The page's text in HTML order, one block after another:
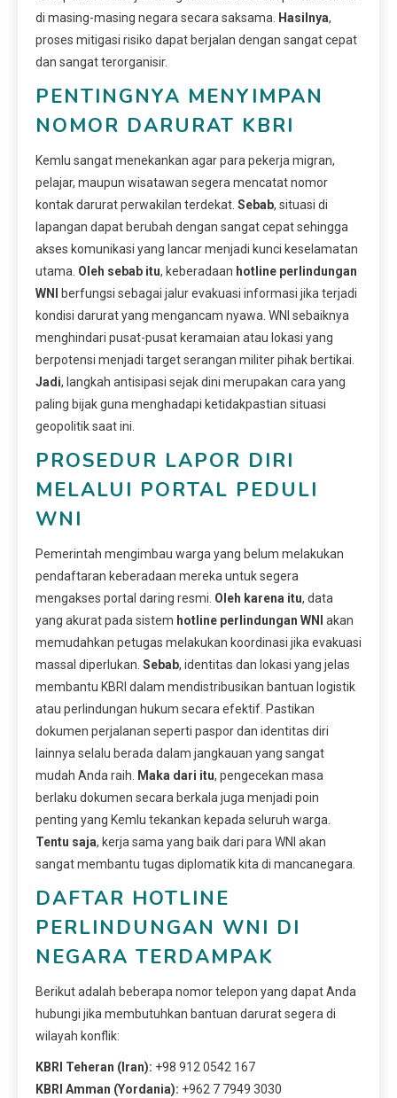
di masing-masing negara secara saksama.
Hasilnya,
proses mitigasi risiko dapat berjalan dengan sangat cepat
dan sangat terorganisir.
PENTINGNYA MENYIMPAN
NOMOR DARURAT KBRI
Kemlu sangat menekankan agar para pekerja migran,
pelajar, maupun wisatawan segera mencatat nomor
kontak darurat perwakilan terdekat. Sebab, situasi di
lapangan dapat berubah dengan sangat cepat sehingga
akses komunikasi yang lancar menjadi kunci keselamatan
utama. Oleh sebab itu, keberadaan hotline perlindungan
WNI
berfungsi sebagai jalur evakuasi informasi jika terjadi
kondisi darurat yang mengancam nyawa. WNI sebaiknya
menghindari pusat-pusat keramaian atau lokasi yang
berpotensi menjadi target serangan militer pihak bertikai.
Jadi, langkah antisipasi sejak dini merupakan cara yang
paling bijak guna menghadapi ketidakpastian situasi
geopolitik saat ini.
PROSEDUR LAPOR DIRI
MELALUI PORTAL PEDULI
WNI
Pemerintah mengimbau warga yang belum melakukan
pendaftaran keberadaan mereka untuk segera
mengakses portal daring resmi. Oleh karena itu, data
yang akurat pada sistem hotline perlindungan WNI
akan
memudahkan petugas melakukan koordinasi jika evakuasi
massal diperlukan. Sebab, identitas dan lokasi yang jelas
membantu KBRI dalam mendistribusikan bantuan logistik
atau perlindungan hukum secara efektif. Pastikan
dokumen perjalanan seperti paspor dan identitas diri
lainnya selalu berada dalam jangkauan yang sangat
mudah Anda raih.
Maka dari itu, pengecekan masa
berlaku dokumen secara berkala juga menjadi poin
penting yang Kemlu tekankan kepada seluruh warga.
Tentu saja, kerja sama yang baik dari para WNI akan
sangat membantu tugas diplomatik kita di mancanegara.
DAFTAR HOTLINE
PERLINDUNGAN WNI DI
NEGARA TERDAMPAK
Berikut adalah beberapa nomor telepon yang dapat Anda
hubungi jika membutuhkan bantuan darurat segera di
wilayah konflik:
KBRI Teheran (Iran): +98 912 0542 167
KBRI Amman (Yordania): +962 7 7949 3030